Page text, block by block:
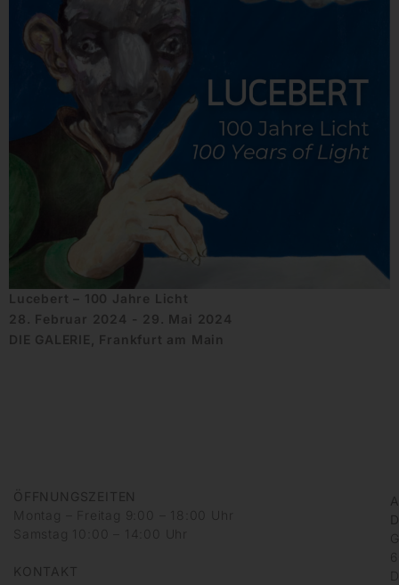
Lucebert – 100 Jahre Licht
28. Februar 2024 - 29. Mai 2024
DIE GALERIE, Frankfurt am Main
ÖFFNUNGSZEITEN
Montag – Freitag 9:00 – 18:00 Uhr
Samstag 10:00 – 14:00 Uhr
KONTAKT